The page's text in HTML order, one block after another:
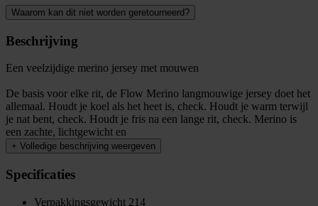
Waarom kan dit niet worden geretourneerd?
Beschrijving
Een veelzijdige merino jersey met mouwen
De basis voor elke rit, de Flow Merino langmouwige jersey doet het
allemaal. Houdt je koel als het heet is, check. Houdt je warm terwijl
je nat bent, check. Houdt je fris na een lange rit, check. Merino is
een zachte, lichtgewicht en
+ Volledige beschrijving weergeven
Specificaties
Verpakkingsgewicht 214